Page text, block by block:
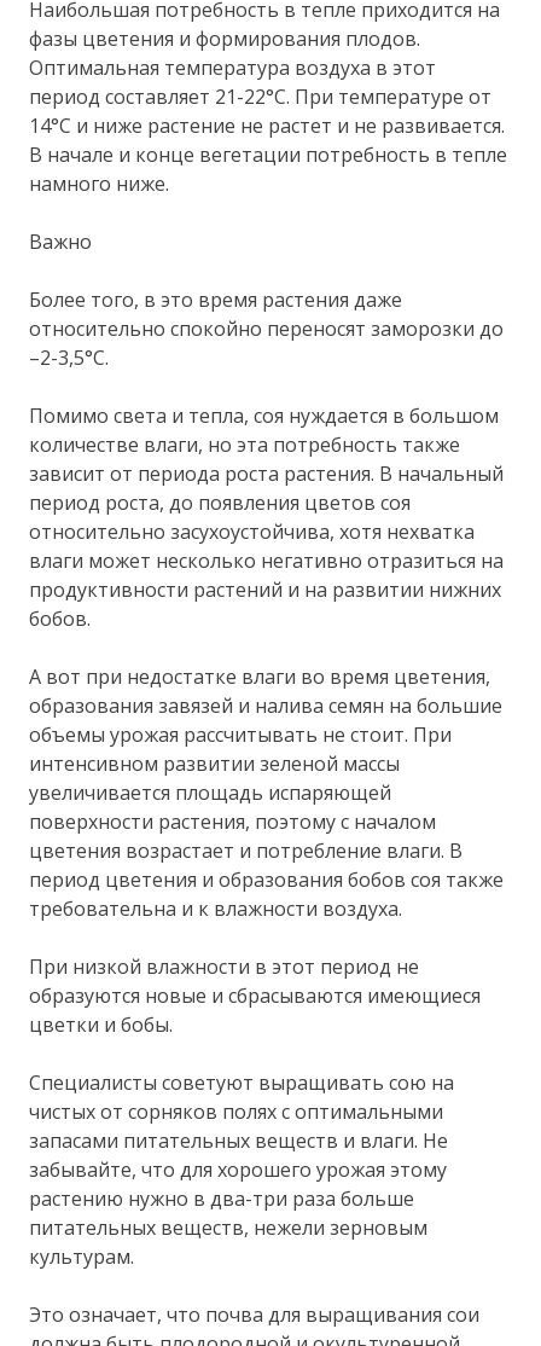
Наибольшая потребность в тепле приходится на
фазы цветения и формирования плодов.
Оптимальная температура воздуха в этот
период составляет 21-22°С. При температуре от
14°С и ниже растение не растет и не развивается.
В начале и конце вегетации потребность в тепле
намного ниже.
Важно
Более того, в это время растения даже
относительно спокойно переносят заморозки до
–2-3,5°С.
Помимо света и тепла, соя нуждается в большом
количестве влаги, но эта потребность также
зависит от периода роста растения. В начальный
период роста, до появления цветов соя
относительно засухоустойчива, хотя нехватка
влаги может несколько негативно отразиться на
продуктивности растений и на развитии нижних
бобов.
А вот при недостатке влаги во время цветения,
образования завязей и налива семян на большие
объемы урожая рассчитывать не стоит. При
интенсивном развитии зеленой массы
увеличивается площадь испаряющей
поверхности растения, поэтому с началом
цветения возрастает и потребление влаги. В
период цветения и образования бобов соя также
требовательна и к влажности воздуха.
При низкой влажности в этот период не
образуются новые и сбрасываются имеющиеся
цветки и бобы.
Специалисты советуют выращивать сою на
чистых от сорняков полях с оптимальными
запасами питательных веществ и влаги. Не
забывайте, что для хорошего урожая этому
растению нужно в два-три раза больше
питательных веществ, нежели зерновым
культурам.
Это означает, что почва для выращивания сои